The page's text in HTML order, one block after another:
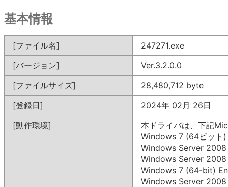
基本情報
[ファイル名]
247271.exe
[バージョン]
Ver.3.2.0.0
[ファイルサイズ]
28,480,712 byte
[登録日]
2024年 02月 26日
[動作環境]
本ドライバは、下記
Windows 7 (64ビット)
Windows Server
Windows Server
Windows 7 (64-bit)
Windows Server